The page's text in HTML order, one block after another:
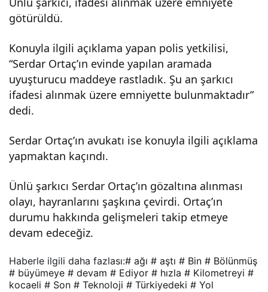
götürüldü.
Konuyla ilgili açıklama yapan polis yetkilisi,
“Serdar Ortaç’ın evinde yapılan aramada
uyuşturucu maddeye rastladık. Şu an şarkıcı
ifadesi alınmak üzere emniyette bulunmaktadır”
dedi.
Serdar Ortaç’ın avukatı ise konuyla ilgili açıklama
yapmaktan kaçındı.
Ünlü şarkıcı Serdar Ortaç’ın gözaltına alınması
olayı, hayranlarını şaşkına çevirdi. Ortaç’ın
durumu hakkında gelişmeleri takip etmeye
devam edeceğiz.
Haberle ilgili daha fazlası:# ağı # aştı # Bin # Bölünmüş
# büyümeye # devam # Ediyor # hızla # Kilometreyi #
kocaeli # Son # Teknoloji # Türkiyedeki # Yol